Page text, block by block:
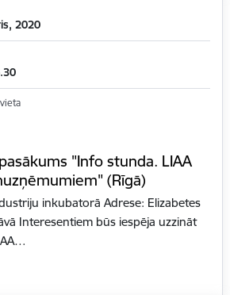
2020
"Info stunda. LIAA
(Rīgā)
inkubatorā Adrese: Elizabetes
Interesentiem būs iespēja uzzināt